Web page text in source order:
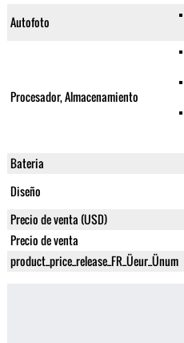
Autofoto
Procesador, Almacenamiento
Bateria
Diseño
Precio de venta (USD)
Precio de venta
product_price_release_FR_Üeur_Ünum